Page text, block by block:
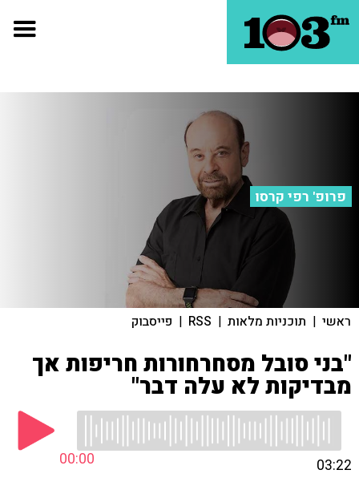
פרופ' רפי קרסו
ראשי | תוכניות מלאות |
RSS
| פייסבוק
"בני סובל מסחרחורות חריפות אך
מבדיקות לא עלה דבר"
00:00 03:22